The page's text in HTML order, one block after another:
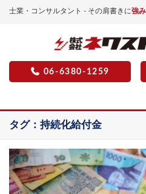
士業・コンサルタント - その肩書きに強み
06-6380-1259
タグ：持続化給付金